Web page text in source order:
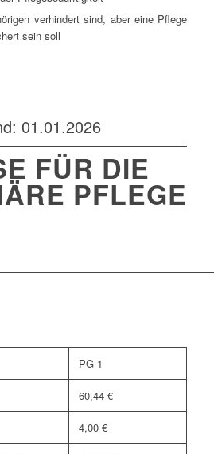
verhindert sind, aber eine Pflege
sein soll
01.01.2026
FÜR DIE
PFLEGE
PG 1
60,44 €
4,00 €